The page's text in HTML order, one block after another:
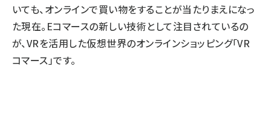
いても、オンラインで買い物をすることが当たりまえになっ
た現在。Eコマースの新しい技術として注目されているの
が、VRを活用した仮想世界のオンラインショッピング「VR
コマース」です。